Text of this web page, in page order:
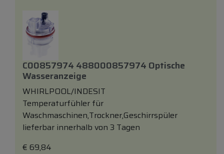
C00857974 488000857974 Optische
Wasseranzeige
WHIRLPOOL/INDESIT
Temperaturfühler für
Waschmaschinen,Trockner,Geschirrspüler
lieferbar innerhalb von 3 Tagen
€ 69,84